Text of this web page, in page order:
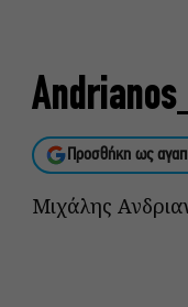
Προσθήκη ως
Μιχάλης